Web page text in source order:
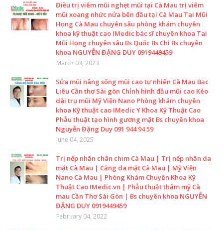
Điều trị viêm mũi nghẹt mũi tại Cà Mau trị viêm
mũi xoang nhức nửa bên đầu tại Cà Mau Tai Mũi
Họng Cà Mau chuyên sâu phòng khám chuyên
khoa kỹ thuật cao IMedic bác sĩ chuyên khoa Tai
Mũi Họng chuyên sâu Bs Quốc Bs Chi Bs chuyên
khoa NGUYỄN ĐẶNG DUY 0919449459
March 03, 2023
Sửa mũi nâng sống mũi cao tự nhiên Cà Mau Bạc
Liêu Cần thơ Sài gòn Chỉnh hình đầu mũi cao Kéo
dài trụ mũi Mỹ Viện Nano Phòng khám chuyên
khoa Kỹ thuật cao IMedic Y Khoa Kỹ Thuật Cao
Phẫu thuật tạo hình gương mặt Bs chuyên khoa
Nguyễn Đặng Duy 091 944 94 59
June 04, 2025
Trị nếp nhăn chân chim Cà Mau | Trị nếp nhăn da
mặt Cà Mau | Căng da mặt Cà Mau | Mỹ Viện
Nano Cà Mau | Phòng Khám Chuyên Khoa Kỹ
Thuật Cao IMedic.vn | Phẫu thuật thẩm mỹ Cà
mau Cần Thơ Sài Gòn | Bs chuyên khoa NGUYỄN
ĐẶNG DUY 0919449459
February 04, 2022